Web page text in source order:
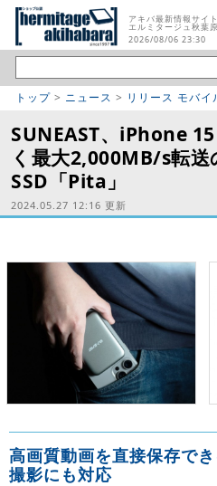
アキバ最新情報サイト
エルミタージュ秋葉原
2026/08/06 23:30
トップ > ニュース > リリース モバイ
SUNEAST、iPhone
く最大2,000MB/s転
SSD「Pita」
2024.05.27 12:16 更新
高画質動画を直接保存で
撮影にも対応